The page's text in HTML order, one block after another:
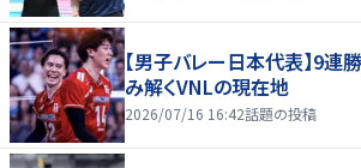
【男子バレー日本代表】9連
み解くVNLの現在地
2026/07/16 16:42話題の投稿